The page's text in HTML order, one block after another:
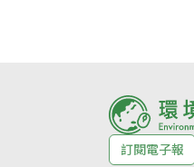
訂閱電子報